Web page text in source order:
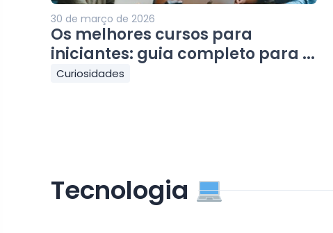
30 de março de 2026
Os melhores cursos para
iniciantes: guia completo para ...
Curiosidades
Tecnologia